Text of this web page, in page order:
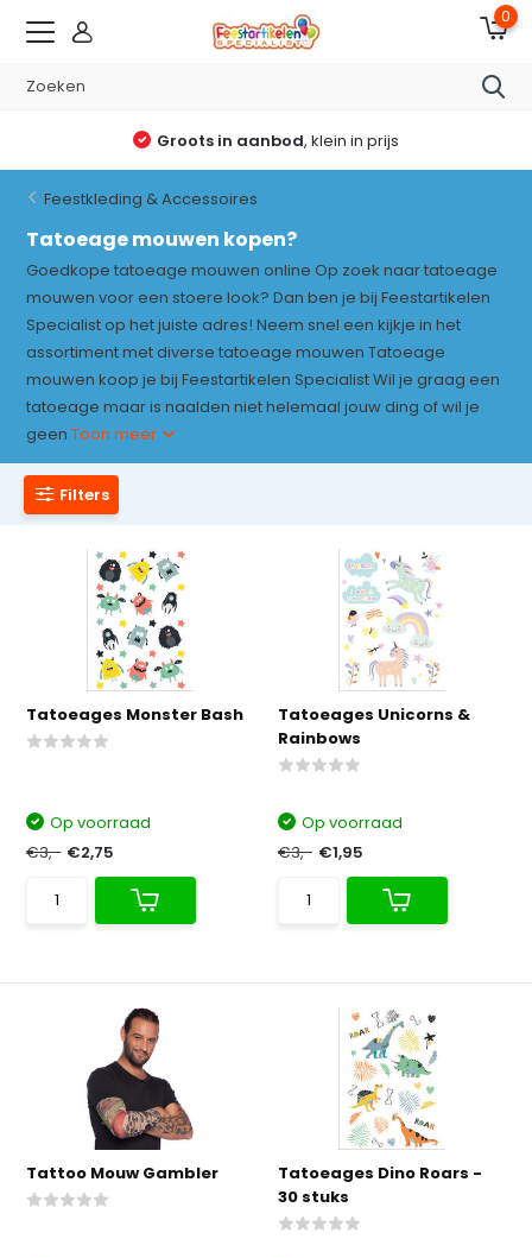
0
Groots in aanbod, klein in prijs
Feestkleding & Accessoires
Tatoeage mouwen kopen?
Goedkope tatoeage mouwen online Op zoek naar tatoeage
mouwen voor een stoere look? Dan ben je bij Feestartikelen
Specialist op het juiste adres! Neem snel een kijkje in het
assortiment met diverse tatoeage mouwen Tatoeage
mouwen koop je bij Feestartikelen Specialist Wil je graag een
tatoeage maar is naalden niet helemaal jouw ding of wil je
geenToon meer
Filters
Tatoeages Monster Bash
Op voorraad
€3,- €2,75
Tatoeages Unicorns &
Rainbows
Op voorraad
€3,- €1,95
Tattoo Mouw Gambler
Tatoeages Dino Roars -
30 stuks